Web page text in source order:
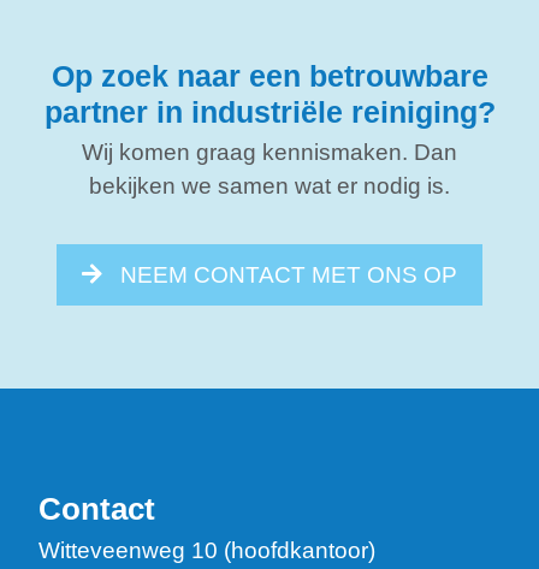
Op zoek naar een betrouwbare
partner in industriële reiniging?
Wij komen graag kennismaken. Dan
bekijken we samen wat er nodig is.
NEEM CONTACT MET ONS OP
Contact
Witteveenweg 10 (hoofdkantoor)